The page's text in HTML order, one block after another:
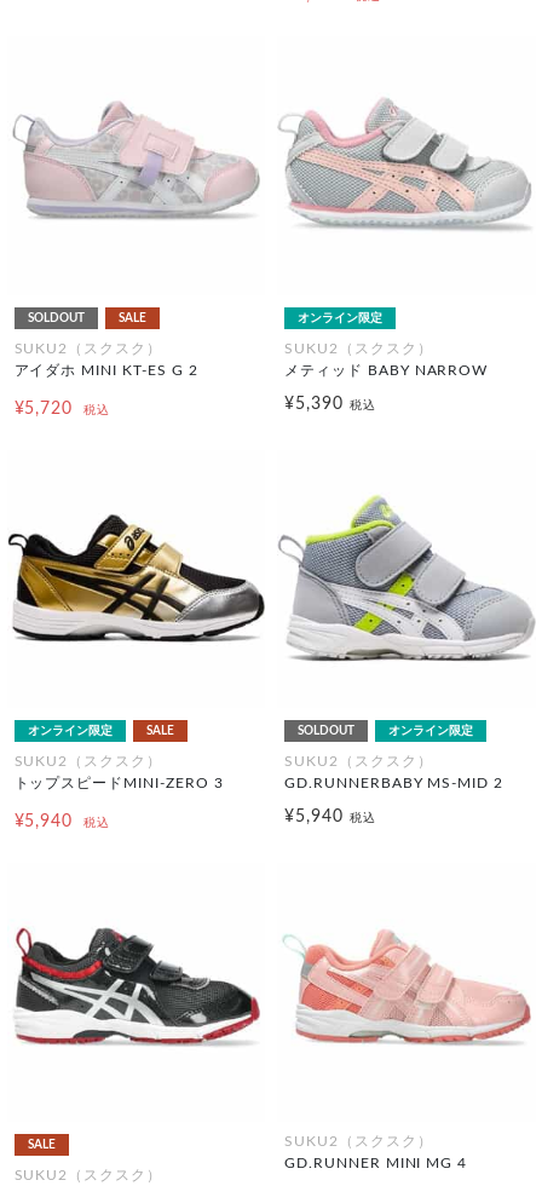
SOLDOUT SALE
SUKU2（スクスク）
アイダホ MINI KT-ES G 2
¥5,720 税込
オンライン限定
SUKU2（スクスク）
メティッド BABY NARROW
¥5,390 税込
オンライン限定 SALE
SUKU2（スクスク）
トップスピードMINI-ZERO 3
¥5,940 税込
SOLDOUT オンライン限定
SUKU2（スクスク）
GD.RUNNERBABY MS-MID 2
¥5,940 税込
SALE
SUKU2（スクスク）
SUKU2（スクスク）
GD.RUNNER MINI MG 4